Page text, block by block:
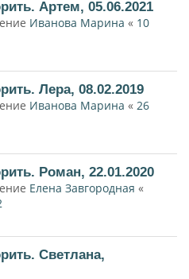
Артем, 05.06.2021
Иванова Марина « 10
Лера, 08.02.2019
Иванова Марина « 26
Роман, 22.01.2020
Елена Завгородная «
Светлана,